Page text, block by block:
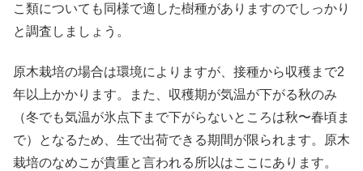
こ類についても同様で適した樹種がありますのでしっかり
と調査しましょう。
原木栽培の場合は環境によりますが、接種から収穫まで2
年以上かかります。また、収穫期が気温が下がる秋のみ
（冬でも気温が氷点下まで下がらないところは秋〜春頃ま
で）となるため、生で出荷できる期間が限られます。原木
栽培のなめこが貴重と言われる所以はここにあります。